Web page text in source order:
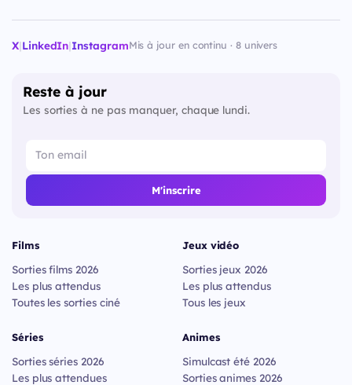
X|LinkedIn|InstagramMis à jour en continu · 8 univers
Reste à jour
Les sorties à ne pas manquer, chaque lundi.
M'inscrire
Films
Sorties films 2026
Les plus attendus
Toutes les sorties ciné
Séries
Sorties séries 2026
Les plus attendues
Jeux vidéo
Sorties jeux 2026
Les plus attendus
Tous les jeux
Animes
Simulcast été 2026
Sorties animes 2026